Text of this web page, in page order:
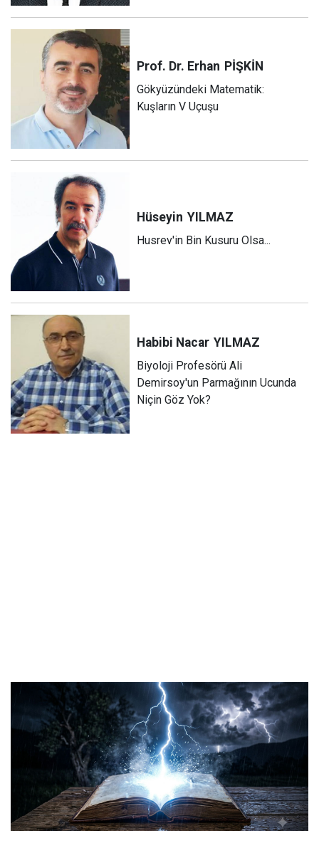
Prof. Dr. Erhan PİŞKİN
Gökyüzündeki Matematik:
Kuşların V Uçuşu
Hüseyin YILMAZ
Husrev'in Bin Kusuru Olsa...
Habibi Nacar YILMAZ
Biyoloji Profesörü Ali
Demirsoy'un Parmağının Ucunda
Niçin Göz Yok?